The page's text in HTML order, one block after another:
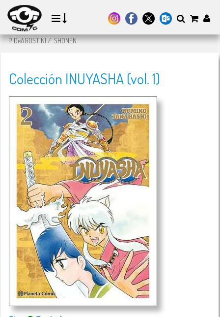
P. DeAGOSTINI/SHONEN
Colección INUYASHA (vol. 1)